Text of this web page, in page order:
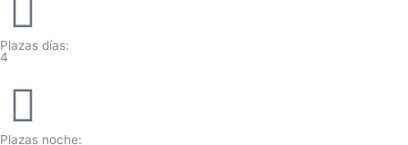
Plazas días:
4
Plazas noche: